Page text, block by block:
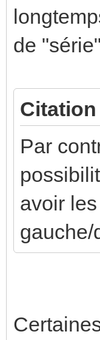
de
Citation
Par
avoir
gauche/